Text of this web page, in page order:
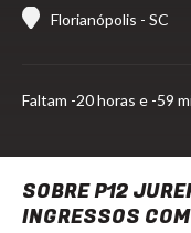
Florianópolis - SC
Faltam -20 horas e -59
SOBRE P12
INGRESSOS